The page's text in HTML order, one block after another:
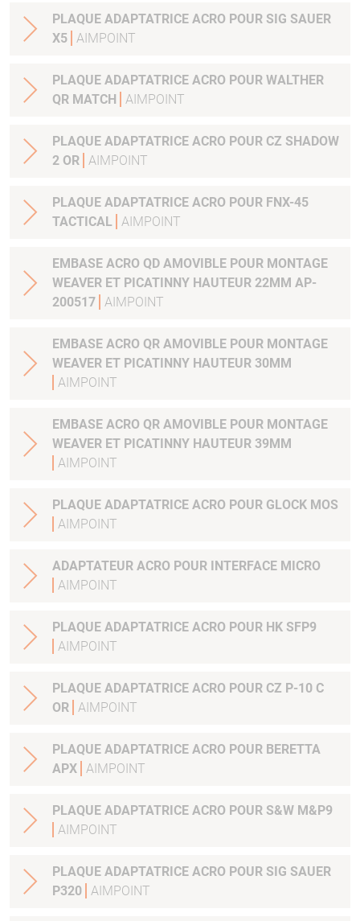
PLAQUE ADAPTATRICE ACRO POUR SIG SAUER
X5 AIMPOINT
PLAQUE ADAPTATRICE ACRO POUR WALTHER
QR MATCH
AIMPOINT
PLAQUE ADAPTATRICE ACRO POUR CZ SHADOW
2 OR AIMPOINT
PLAQUE ADAPTATRICE ACRO POUR FNX-45
TACTICAL
AIMPOINT
EMBASE ACRO QD AMOVIBLE POUR MONTAGE
WEAVER ET PICATINNY HAUTEUR 22MM AP-
200517 AIMPOINT
EMBASE ACRO QR AMOVIBLE POUR MONTAGE
WEAVER ET PICATINNY HAUTEUR 30MM
AIMPOINT
EMBASE ACRO QR AMOVIBLE POUR MONTAGE
WEAVER ET PICATINNY HAUTEUR 39MM
AIMPOINT
PLAQUE ADAPTATRICE ACRO POUR GLOCK MOS
AIMPOINT
ADAPTATEUR ACRO POUR INTERFACE MICRO
AIMPOINT
PLAQUE ADAPTATRICE ACRO POUR HK SFP9
AIMPOINT
PLAQUE ADAPTATRICE ACRO POUR CZ P-10 C
OR AIMPOINT
PLAQUE ADAPTATRICE ACRO POUR BERETTA
APX AIMPOINT
PLAQUE ADAPTATRICE ACRO POUR S&W M&P9
AIMPOINT
PLAQUE ADAPTATRICE ACRO POUR SIG SAUER
P320 AIMPOINT